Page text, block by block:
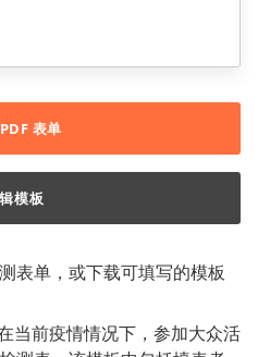
表单，或下载可填写的模板
当前疫情情况下，参加大众活
表单
模板